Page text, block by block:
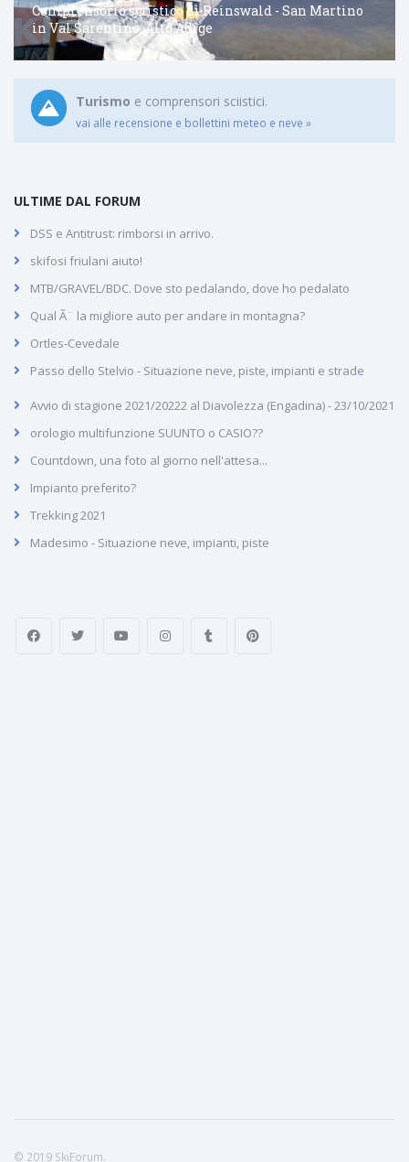
Comprensorio sciistico di Reinswald - San Martino
in Val Sarentino, Alto Adige
Turismo e comprensori sciistici.
vai alle recensione e bollettini meteo e neve »
ULTIME DAL FORUM
DSS e Antitrust: rimborsi in arrivo.
skifosi friulani aiuto!
MTB/GRAVEL/BDC. Dove sto pedalando, dove ho pedalato
Qual Ã¨ la migliore auto per andare in montagna?
Ortles-Cevedale
Passo dello Stelvio - Situazione neve, piste, impianti e strade
Avvio di stagione 2021/20222 al Diavolezza (Engadina) - 23/10/2021
orologio multifunzione SUUNTO o CASIO??
Countdown, una foto al giorno nell'attesa...
Impianto preferito?
Trekking 2021
Madesimo - Situazione neve, impianti, piste
© 2019 SkiForum.